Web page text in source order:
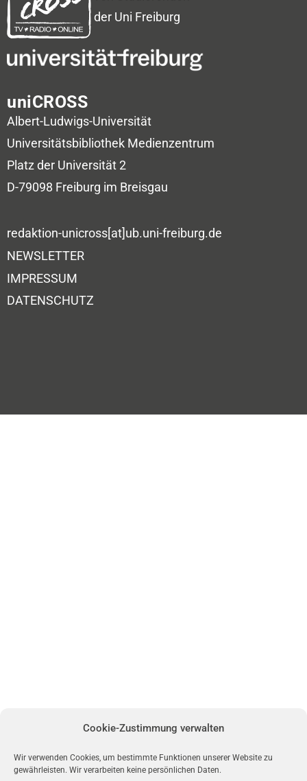
Cookie-Zustimmung verwalten
Wir verwenden Cookies, um bestimmte Funktionen unserer Website zu
gewährleisten. Wir verarbeiten keine persönlichen Daten.
der Uni Freiburg
uniCROSS
Albert-Ludwigs-Universität
Universitätsbibliothek Medienzentrum
Platz der Universität 2
D-79098 Freiburg im Breisgau
redaktion-unicross[at]ub.uni-freiburg.de
NEWSLETTER
IMPRESSUM
DATENSCHUTZ